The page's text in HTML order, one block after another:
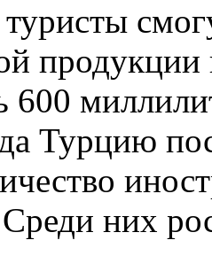
продукции
600
Турцию
них